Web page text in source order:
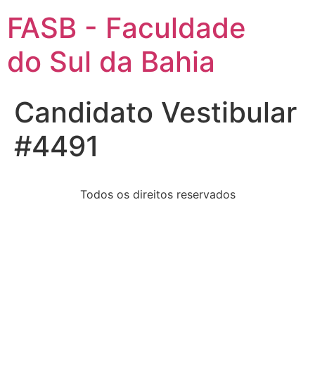
FASB - Faculdade
do Sul da Bahia
Candidato Vestibular
#4491
Todos os direitos reservados